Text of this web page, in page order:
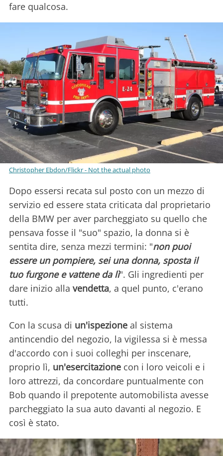
fare qualcosa.
Christopher Ebdon/Flickr - Not the actual photo
Dopo essersi recata sul posto con un mezzo di
servizio ed essere stata criticata dal proprietario
della BMW per aver parcheggiato su quello che
pensava fosse il "suo" spazio, la donna si è
sentita dire, senza mezzi termini: "non puoi
essere un pompiere, sei una donna, sposta il
tuo furgone e vattene da lì". Gli ingredienti per
dare inizio alla vendetta, a quel punto, c'erano
tutti.
Con la scusa di un'ispezione al sistema
antincendio del negozio, la vigilessa si è messa
d'accordo con i suoi colleghi per inscenare,
proprio lì, un'esercitazione con i loro veicoli e i
loro attrezzi, da concordare puntualmente con
Bob quando il prepotente automobilista avesse
parcheggiato la sua auto davanti al negozio. E
così è stato.